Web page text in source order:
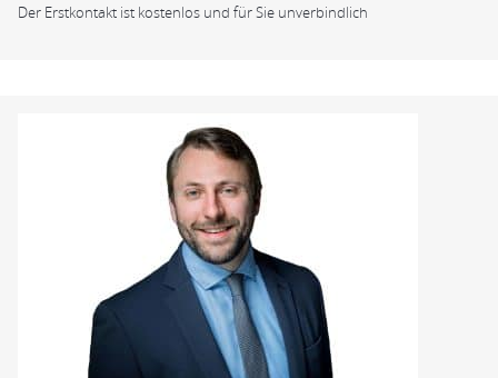
Der Erstkontakt ist kostenlos und für Sie unverbindlich